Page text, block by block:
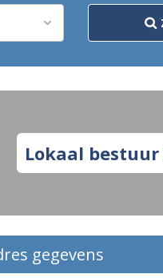
Lokaal
gegevens